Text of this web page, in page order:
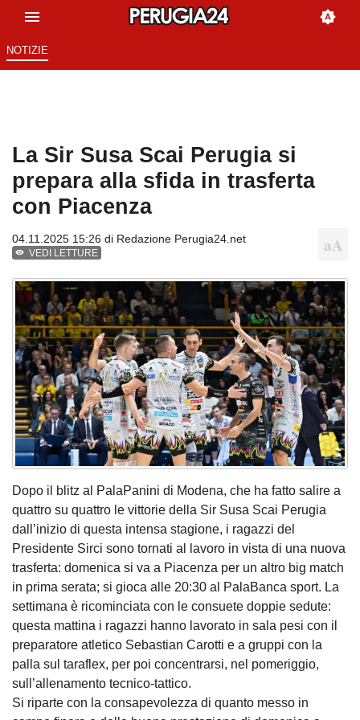
NOTIZIE
La Sir Susa Scai Perugia si
prepara alla sfida in trasferta
con Piacenza
04.11.2025 15:26 di Redazione Perugia24.net
VEDI LETTURE
Dopo il blitz al PalaPanini di Modena, che ha fatto salire a
quattro su quattro le vittorie della Sir Susa Scai Perugia
dall’inizio di questa intensa stagione, i ragazzi del
Presidente Sirci sono tornati al lavoro in vista di una nuova
trasferta: domenica si va a Piacenza per un altro big match
in prima serata; si gioca alle 20:30 al PalaBanca sport. La
settimana è ricominciata con le consuete doppie sedute:
questa mattina i ragazzi hanno lavorato in sala pesi con il
preparatore atletico Sebastian Carotti e a gruppi con la
palla sul taraflex, per poi concentrarsi, nel pomeriggio,
sull’allenamento tecnico-tattico.
Si riparte con la consapevolezza di quanto messo in